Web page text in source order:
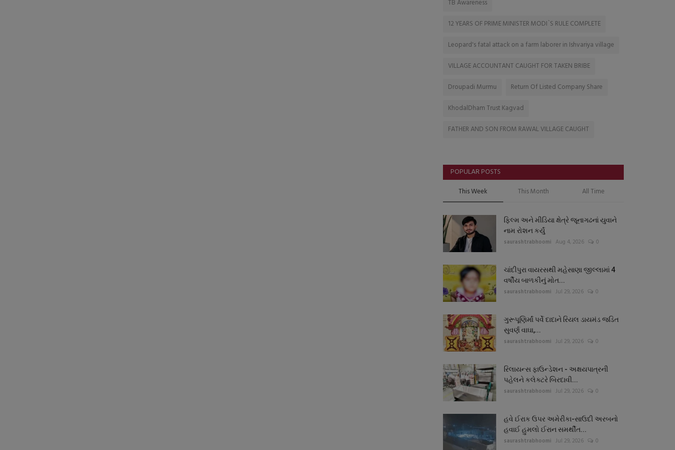
TB Awareness
12 YEARS OF PRIME MINISTER MODI`S RULE COMPLETE
Leopard's fatal attack on a farm laborer in Ishvariya village
VILLAGE ACCOUNTANT CAUGHT FOR TAKEN BRIBE
Droupadi Murmu
Return Of Listed Company Share
KhodalDham Trust Kagvad
FATHER AND SON FROM RAWAL VILLAGE CAUGHT
POPULAR POSTS
This Week This Month All Time
ફિલ્મ અને મીડિયા ક્ષેત્રે જૂનાગઢનાં યુવાને
નામ રોશન કર્યું
saurashtrabhoomi Aug 4, 2026 0
ચાંદીપુરા વાયરસથી મહેસાણા જીલ્લામાં 4
વર્ષીય બાળકીનું મોત...
saurashtrabhoomi Jul 29, 2026 0
ગુરૂપૂણિર્માં પર્વે દાદાને રિયલ ડાયમંડ જડિત
સુવર્ણ વાઘા,...
saurashtrabhoomi Jul 29, 2026 0
રિલાયન્સ ફાઉન્ડેશન - અક્ષયપાત્રની
પહેલને કલેક્ટરે બિરદાવી...
saurashtrabhoomi Jul 29, 2026 0
હવે ઈરાક ઉપર અમેરીકા-સાઉદી અરબનો
હવાઈ હુમલો ઈરાન સમર્થીત...
saurashtrabhoomi Jul 29, 2026 0